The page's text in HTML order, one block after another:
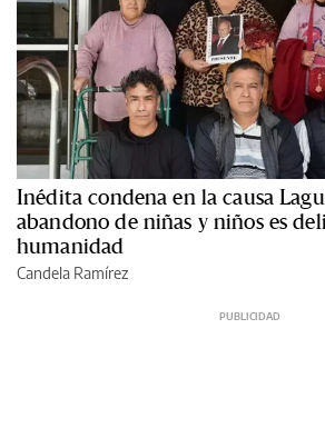
Inédita condena en la causa
abandono de niñas y niños es
humanidad
Candela Ramírez